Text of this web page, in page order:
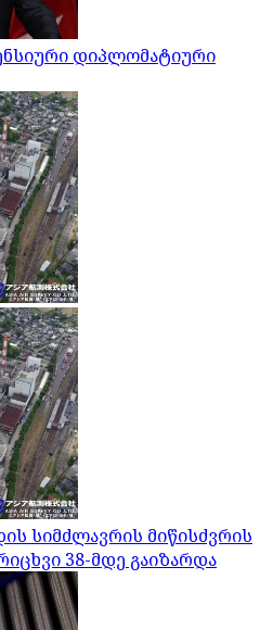
დიპლომატიური
სიმძლავრის მიწისძვრის
38-მდე გაიზარდა